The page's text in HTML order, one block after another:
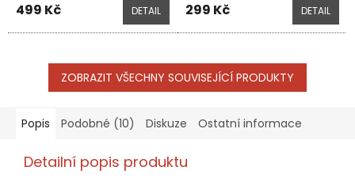
499 Kč DETAIL 299 Kč DETAIL
ZOBRAZIT VŠECHNY SOUVISEJÍCÍ PRODUKTY
Popis Podobné (10) Diskuze Ostatní informace
Detailní popis produktu